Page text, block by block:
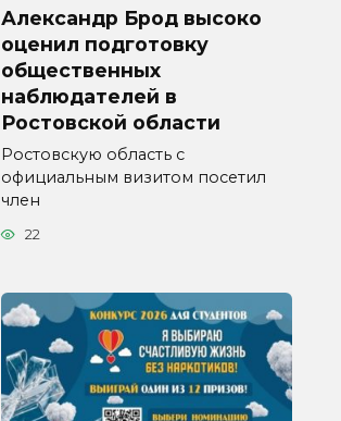
Александр Брод высоко
оценил подготовку
общественных
наблюдателей в
Ростовской области
Ростовскую область с
официальным визитом посетил
член
22